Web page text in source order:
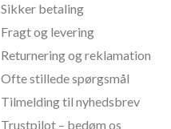
Sikker betaling
Fragt og levering
Returnering og reklamation
Ofte stillede spørgsmål
Tilmelding til nyhedsbrev
Trustpilot – bedøm os